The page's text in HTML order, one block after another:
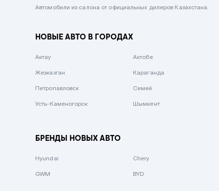
Светло-зелёный металлик
Бирюзовый
Темно-синий металлик
Комбинированный
Автомобили из салона от официальных дилеров Казахстана.
НОВЫЕ АВТО В ГОРОДАХ
Актау Актобе
Жезказган Караганда
Петропавловск Семей
Усть-Каменогорск Шымкент
БРЕНДЫ НОВЫХ АВТО
Hyundai Chery
GWM BYD